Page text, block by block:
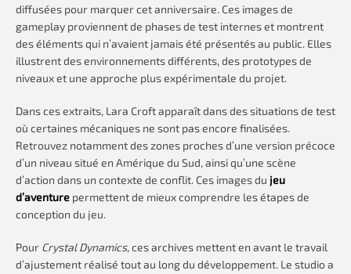
diffusées pour marquer cet anniversaire. Ces images de
gameplay proviennent de phases de test internes et montrent
des éléments qui n’avaient jamais été présentés au public. Elles
illustrent des environnements différents, des prototypes de
niveaux et une approche plus expérimentale du projet.
Dans ces extraits, Lara Croft apparaît dans des situations de test
où certaines mécaniques ne sont pas encore finalisées.
Retrouvez notamment des zones proches d’une version précoce
d’un niveau situé en Amérique du Sud, ainsi qu’une scène
d’action dans un contexte de conflit. Ces images du jeu
d’aventure permettent de mieux comprendre les étapes de
conception du jeu.
Pour Crystal Dynamics, ces archives mettent en avant le travail
d’ajustement réalisé tout au long du développement. Le studio a